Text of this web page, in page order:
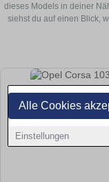
Alle Cookies
Einstellungen
dieses Models in deiner
siehst du auf einen Blick,